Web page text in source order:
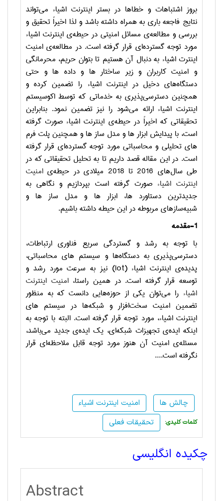
بروز اشتباهات و خطاها در بستر اینترنت اشیاء می‌تواند
نتایج فاجعه باری به همراه داشته باشد و لذا اخیراً تحقیق و
بررسی و مطالعه‌ی مسائل امنیتی در حیطه‌ی اینترنت اشیاء
مورد توجه گسترده‌ای قرار گرفته است. در مطالعه‌ی امنیت
اینترت اشیاء به دنبال آن هستیم تا بتوان حریم، محرمانگی
و امنیت کاربران و زیر ساختار ها و داده ها و حتی
دستگاه‌های دخیل در اینترنت اشیاء را تضمین کرده و
همچنین دسترسی‌پذیری به خدماتی که توسط اکوسیستم
اینترنت اشیاء ارائه می‌شود را نیز تضمین نمود. بنابراین
تحقیقاتی که اخیراً در حیطه‌ی اینترنت اشیاء صورت گرفته
است، با پیدایش ابزار ها و مدل ساز ها و همچنین پلت فرم
های تحلیلی و محاسباتی مورد توجه گسترده‌ای قرار گرفته
است. در این مقاله قصد داریم تا به تحلیل تحقیقاتی که در
طی سال‌های 2016 تا 2018 میلادی در حیطه‌ی
امنیت
اینترنت اشیاء صورت گرفته است بپردازیم و نگاهی به
جدیدترین دستاورد ها، ابزار ها و مدل ساز ها و
شبیه‌سازهای مربوطه در این حیطه داشته باشیم.
1-مقدمه
با توجه به رشد و گستردگی سریع فناوری ارتباطات،
دسترسی‌پذیری به دستگاه‌ها و سیستم های محاسباتی،
پدیده‌ی اینترنت اشیاء(Iot) نیز به سرعت مورد رشد و
توسعه قرار گرفته است. در همین راستا،امنیت اینترنت
اشیاء را می‌توان یکی از حوزه‌هایی دانست که به منظور
تضمین امنیت سخت‌افزار و شبکه‌ها در سیستم های
اینترنت اشیاء، مورد توجه قرار گرفته است. البته با توجه به
اینکه ایده‌ی تجهیزات شبکه‌ای، یک ایده‌ی جدید می‌باشد،
مسئله‌ی امنیت آن هنوز مورد توجه قابل ملاحظه‌ای قرار
نگرفته است....
امنیت اینترنت اشیاء
چالش ها
تحقیقات فعلی
:کلمات کلیدی
چکیده انگلیسی
Abstract